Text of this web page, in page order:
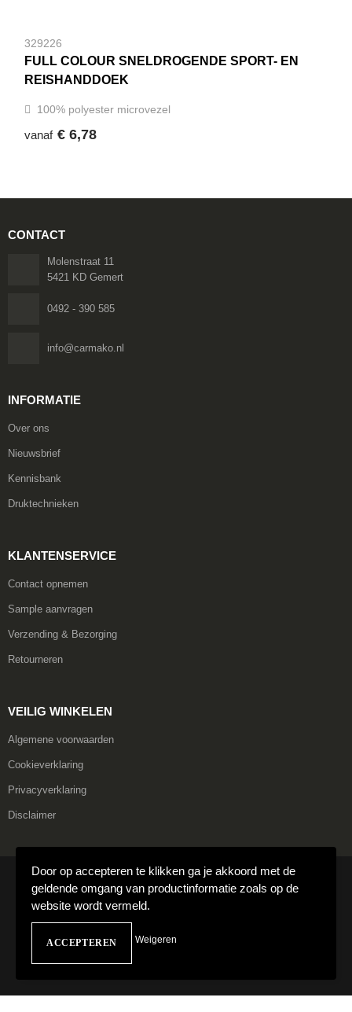
329226
FULL COLOUR SNELDROGENDE SPORT- EN
REISHANDDOEK
100% polyester microvezel
vanaf € 6,78
CONTACT
Molenstraat 11
5421 KD Gemert
0492 - 390 585
info@carmako.nl
INFORMATIE
Over ons
Nieuwsbrief
Kennisbank
Druktechnieken
KLANTENSERVICE
Contact opnemen
Sample aanvragen
Verzending & Bezorging
Retourneren
VEILIG WINKELEN
Algemene voorwaarden
Cookieverklaring
Privacyverklaring
Disclaimer
© Copyright Carmako 2024
Door op accepteren te klikken ga je akkoord met de
geldende omgang van productinformatie zoals op de
website wordt vermeld.
Weigeren